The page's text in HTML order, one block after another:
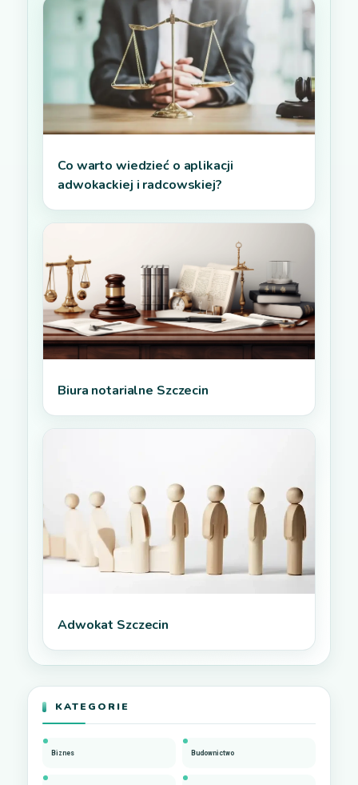
Co warto wiedzieć o aplikacji
adwokackiej i radcowskiej?
Biura notarialne Szczecin
Adwokat Szczecin
KATEGORIE
Biznes Budownictwo